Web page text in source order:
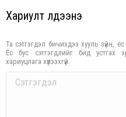
Хариулт үлдээнэ үү
Та сэтгэгдэл бичихдээ хууль зүйн,
Ёс бус сэтгэгдлийг бид устгах
хариуцлага хүлээхгүй.
Comment